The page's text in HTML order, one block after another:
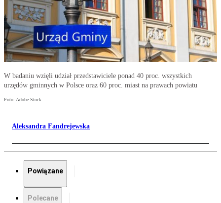
W badaniu wzięli udział przedstawiciele ponad 40 proc. wszystkich
urzędów gminnych w Polsce oraz 60 proc. miast na prawach powiatu
Foto: Adobe Stock
Aleksandra Fandrejewska
Powiązane
Polecane